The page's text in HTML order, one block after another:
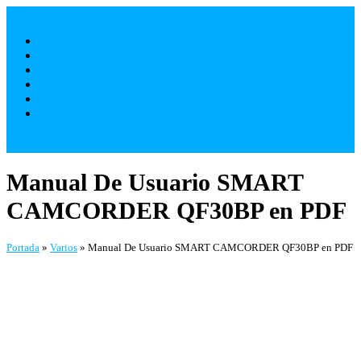
contenido
Manual De Usuario SMART
CAMCORDER QF30BP en PDF
Portada » Varios » Manual De Usuario SMART CAMCORDER QF30BP en PDF